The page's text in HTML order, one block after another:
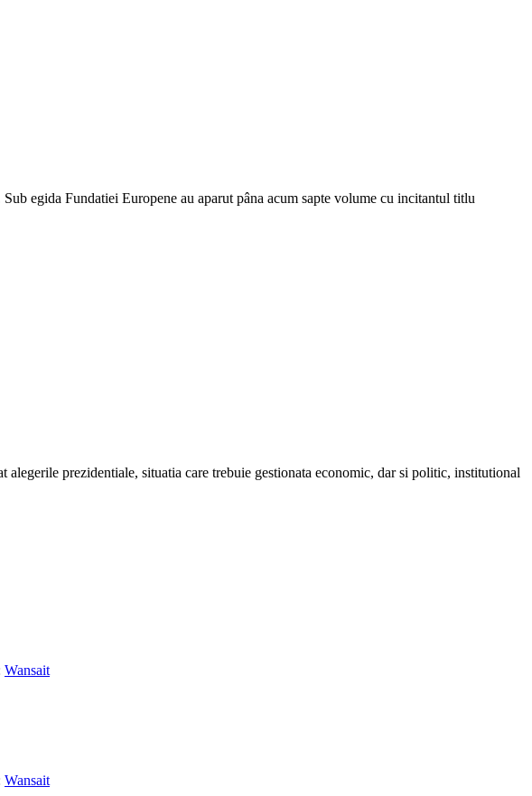
egida Fundatiei Europene au aparut pâna acum sapte volume cu incitantul titlu
prezidentiale, situatia care trebuie gestionata economic, dar si politic, institutional
Wansait
Wansait